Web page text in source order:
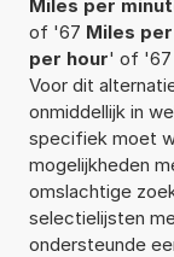
Miles per
of '67 Miles
per hour' of '67
Voor dit
onmiddellijk in
specifiek moet
mogelijkheden
omslachtige
selectielijsten
ondersteunde